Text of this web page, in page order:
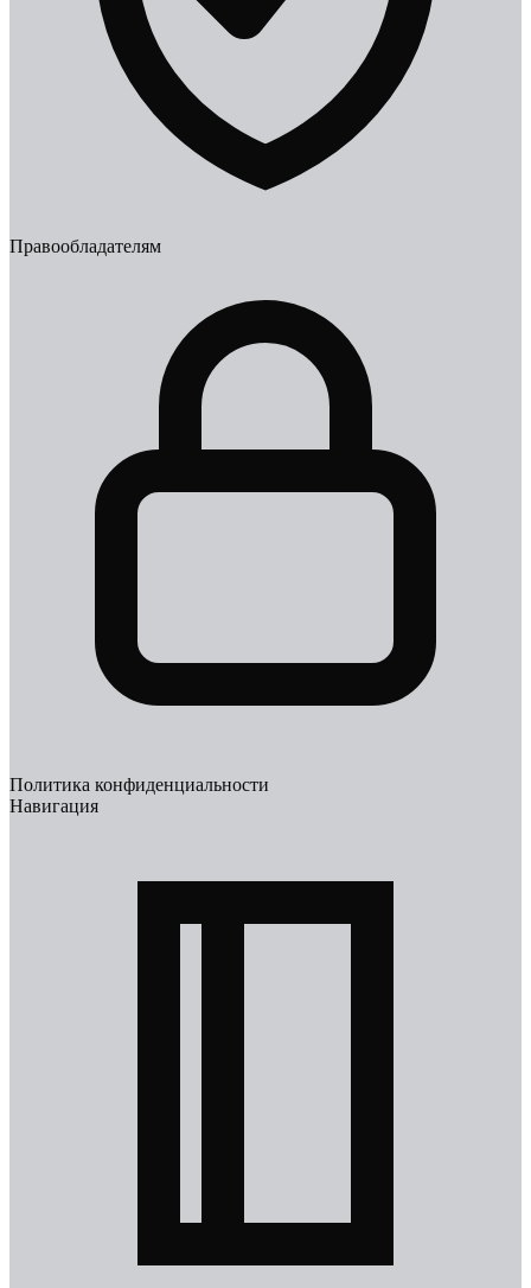
Правообладателям
Политика конфиденциальности
Навигация